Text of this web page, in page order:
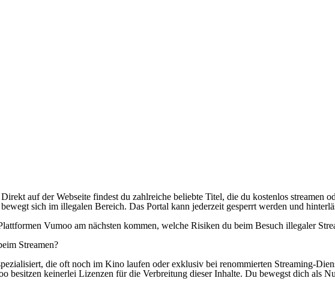
auf der Webseite findest du zahlreiche beliebte Titel, die du kostenlos streamen
sich im illegalen Bereich. Das Portal kann jederzeit gesperrt werden und
Vumoo am nächsten kommen, welche Risiken du beim Besuch illegaler
Streamen?
die oft noch im Kino laufen oder exklusiv bei renommierten Streaming-
besitzen keinerlei Lizenzen für die Verbreitung dieser Inhalte. Du bewegst dich als